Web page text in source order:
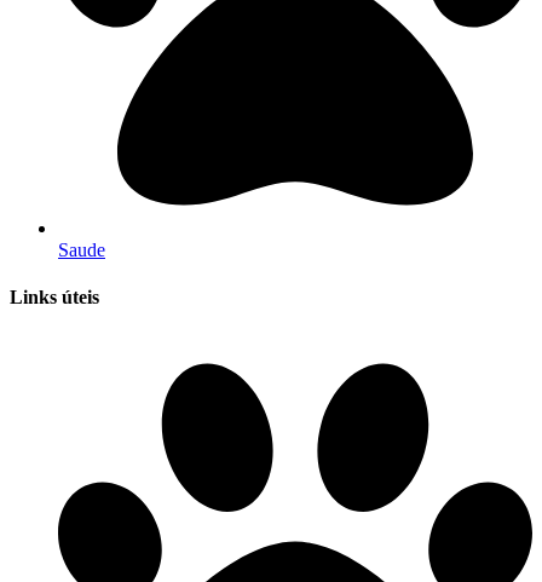
Saude
Links úteis